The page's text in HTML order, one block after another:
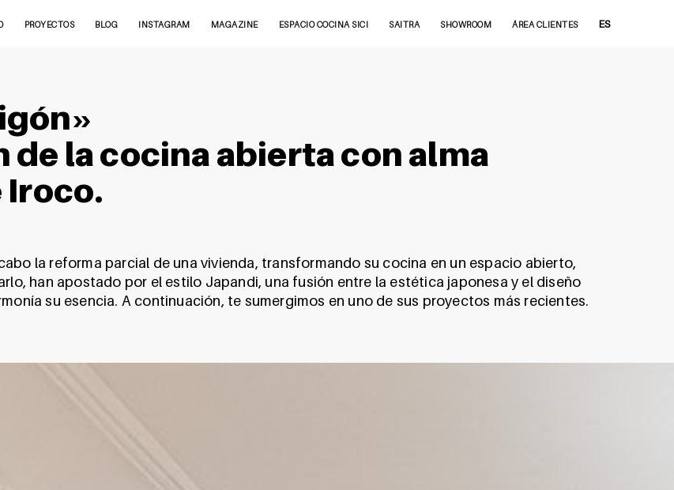
PROYECTOS BLOG INSTAGRAM MAGAZINE ESPACIO COCINA SICI SAITRA SHOWROOM ÁREA CLIENTES ES
la cocina abierta con alma
la reforma parcial de una vivienda, transformando su cocina en un espacio abierto,
han apostado por el estilo Japandi, una fusión entre la estética japonesa y el diseño
su esencia. A continuación, te sumergimos en uno de sus proyectos más recientes.